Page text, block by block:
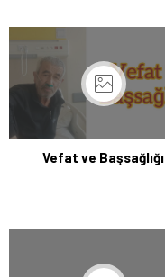
Vefat ve Başsağlığı